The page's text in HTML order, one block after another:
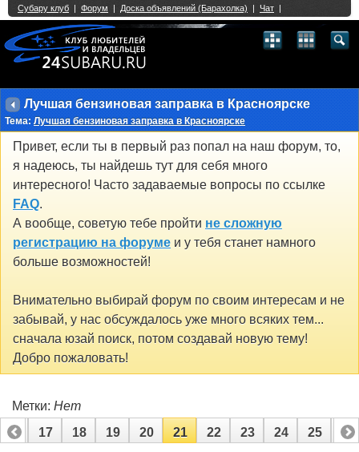
Лучшая бензиновая заправка в Красноярске
Тема: Лучшая бензиновая заправка в Красноярске
Привет, если ты в первый раз попал на наш форум, то,
я надеюсь, ты найдешь тут для себя много
интересного! Часто задаваемые вопросы по ссылке
FAQ.
А вообще, советую тебе пройти не сложную
регистрацию на форуме и у тебя станет намного
больше возможностей!
Внимательно выбирай форум по своим интересам и не
забывай, у нас обсуждалось уже много всяких тем...
сначала юзай поиск, потом создавай новую тему!
Добро пожаловать!
Метки: Нет
16
17 18 19 20 21 22 23 24 25 26
Single Sign On provided byvBSSO
2 3 4 5 6 7 8 9 10 11 12 13 21 22 23 24 25 26
27 28 29 30 31 32 33 40 41 42 43